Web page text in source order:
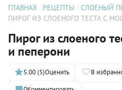
ГЛАВНАЯ РЕЦЕПТЫ
СЛОЕНЫЙ
ПИРОГ ИЗ СЛОЕНОГО ТЕСТА С
Пирог из слоеного
и пеперони
5.00 (5)Оценить В